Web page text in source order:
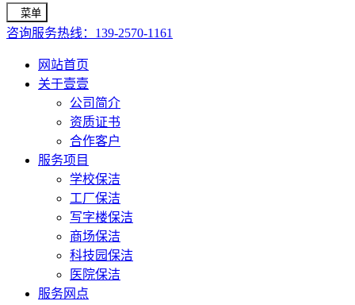
菜单
咨询服务热线：139-2570-1161
网站首页
关于壹壹
公司简介
资质证书
合作客户
服务项目
学校保洁
工厂保洁
写字楼保洁
商场保洁
科技园保洁
医院保洁
服务网点